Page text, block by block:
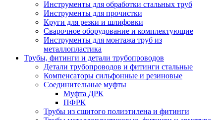
Инструменты для обработки стальных труб
Инструменты для прочистки
Круги для резки и шлифовки
Сварочное оборудование и комплектующие
Инструменты для монтажа труб из
металлопластика
Трубы, фитинги и детали трубопроводов
Детали трубопроводов и фитинги стальные
Компенсаторы сильфонные и резиновые
Соединительные муфты
Муфта ДРК
ПФРК
Трубы из сшитого полиэтилена и фитинги